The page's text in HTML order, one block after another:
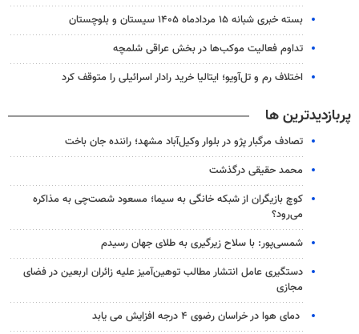
بسته خبری شبانه ۱۵ مردادماه ۱۴۰۵ سیستان و بلوچستان
تداوم فعالیت موکب‌ها در بخش عراقی شلمچه
اختلاف رم و تل‌آویو؛ ایتالیا خرید رادار اسرائیلی را متوقف کرد
پربازدیدترین ها
تصادف مرگبار پژو در بلوار وکیل‌آباد مشهد؛ راننده جان باخت
محمد حقیقی درگذشت
کوچ بازیگران از شبکه خانگی به سیما؛ مسعود شصت‌چی به مذاکره
می‌رود؟
شمسی‌پور: با سلاح زیرگیری به طلای جهان رسیدم
دستگیری عامل انتشار مطالب توهین‌آمیز علیه زائران اربعین در فضای
مجازی
دمای هوا در خراسان رضوی ۴ درجه افزایش می یابد